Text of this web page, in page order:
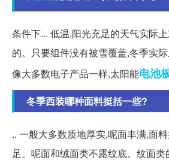
条件下... 低温,阳光充足的天气实际
的。只要组件没有被雪覆盖,冬季实际
像大多数电子产品一样,太阳能电池
冬季西装哪种面料挺括一些?
.. 一般大多数质地厚实,呢面丰满,面
足。呢面和绒面类不露纹底。纹面